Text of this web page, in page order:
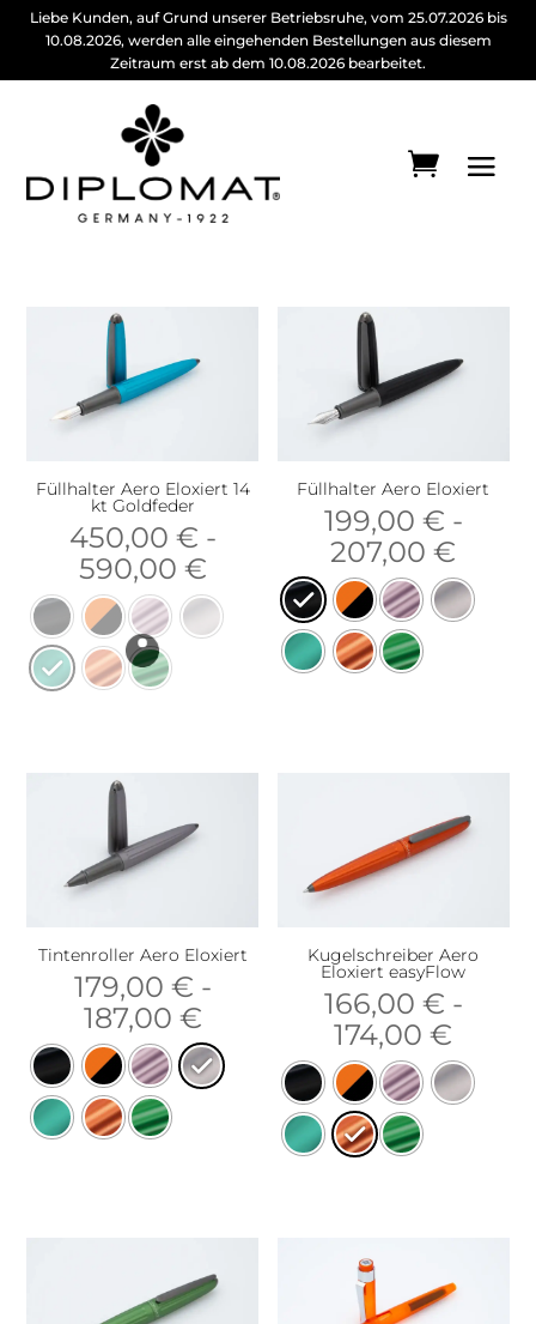
Liebe Kunden, auf Grund unserer Betriebsruhe, vom 25.07.2026 bis
10.08.2026, werden alle eingehenden Bestellungen aus diesem
Zeitraum erst ab dem 10.08.2026 bearbeitet.
Füllhalter Aero Eloxiert 14
kt Goldfeder
450,00 € -
590,00 €
Füllhalter Aero Eloxiert
199,00 € -
207,00€
Tintenroller Aero Eloxiert
179,00 € -
187,00 €
Kugelschreiber Aero
Eloxiert easyFlow
166,00 € -
174,00€